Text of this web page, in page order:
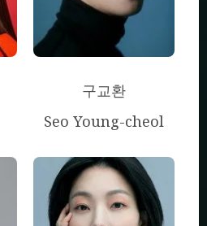
구교환
Seo Young-cheol